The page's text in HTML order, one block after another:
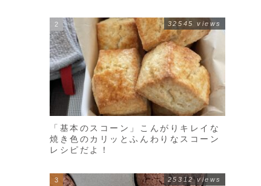
「基本のスコーン」こんがりキレイな
焼き色のカリッとふんわりなスコーン
レシピだよ！
32545 views
25312 views